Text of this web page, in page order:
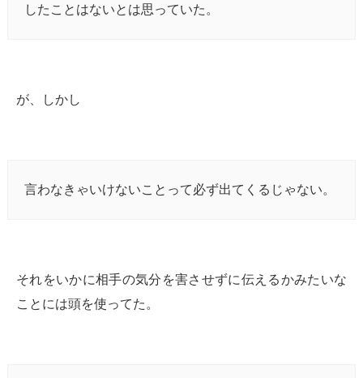
したことはないとは思っていた。
が、しかし
言わなきゃいけないことって必ず出てくるじゃない。
それをいかに相手の気分を害させずに伝えるかみたいな
ことには頭を使ってた。